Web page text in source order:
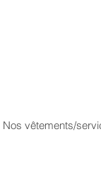
Nos vêtements/